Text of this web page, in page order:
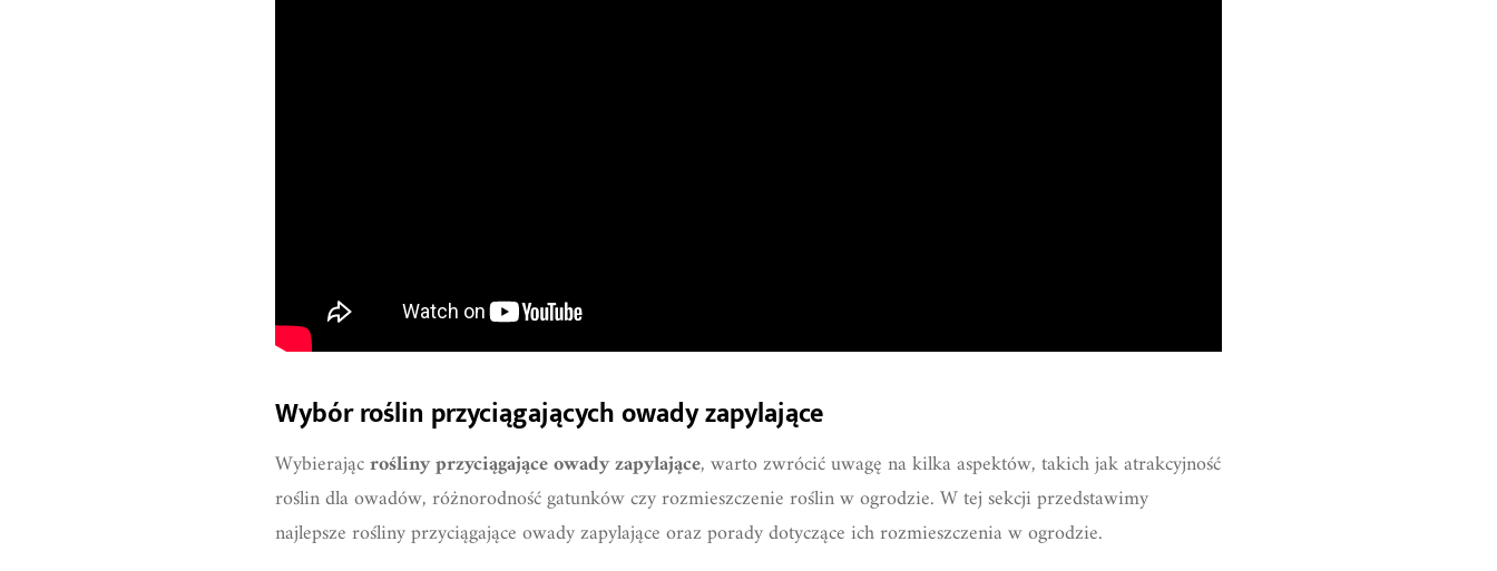
Wybór roślin przyciągających owady zapylające
Wybierającrośliny przyciągające owady zapylające, warto zwrócić uwagę na kilka aspektów, takich jak atrakcyjność
roślin dla owadów, różnorodność gatunków czy rozmieszczenie roślin w ogrodzie. W tej sekcji przedstawimy
najlepsze rośliny przyciągające owady zapylające oraz porady dotyczące ich rozmieszczenia w ogrodzie.